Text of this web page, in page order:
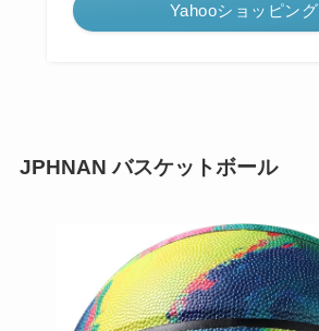
Yahooショッピング
JPHNAN バスケットボール